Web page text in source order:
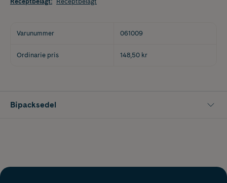
Varunummer 061009
Ordinarie pris 148,50 kr
Bipacksedel